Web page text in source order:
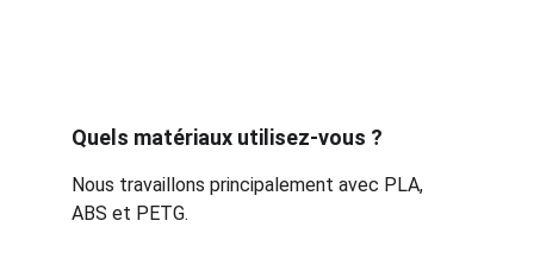
Quels matériaux utilisez-vous ?
Nous travaillons principalement avec PLA,
ABS et PETG.